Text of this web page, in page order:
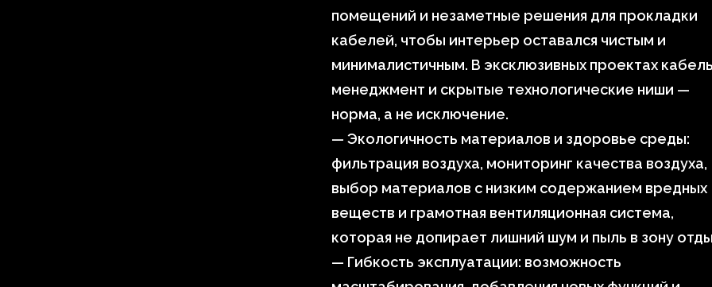
помещений и незаметные решения для прокладки
кабелей, чтобы интерьер оставался чистым и
минималистичным. В эксклюзивных проектах
менеджмент и скрытые технологические ниши —
норма, а не исключение.
— Экологичность материалов и здоровье среды:
фильтрация воздуха, мониторинг качества воздуха,
выбор материалов с низким содержанием вредных
веществ и грамотная вентиляционная система,
которая не допирает лишний шум и пыль в зону
— Гибкость эксплуатации: возможность